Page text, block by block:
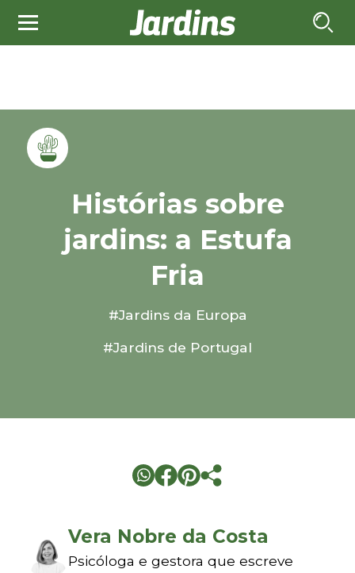
Histórias sobre
jardins: a Estufa
Fria
#Jardins da Europa
#Jardins de Portugal
Vera Nobre da Costa
Psicóloga e gestora que escreve